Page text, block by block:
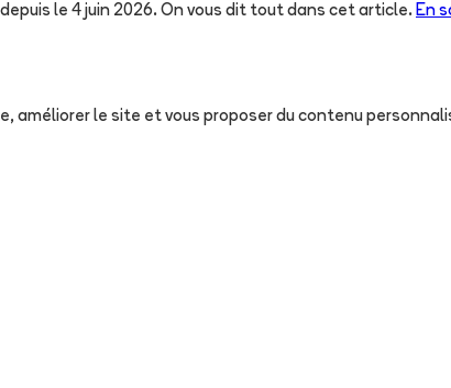
le 4 juin 2026. On vous dit tout dans cet article. En
améliorer le site et vous proposer du contenu